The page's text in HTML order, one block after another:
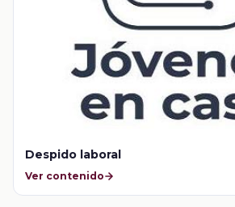
Despido laboral
Ver contenido